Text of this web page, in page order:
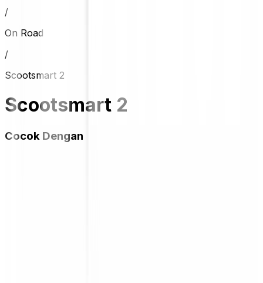
/
On Road
/
Scootsmart 2
Scootsmart 2
Cocok Dengan